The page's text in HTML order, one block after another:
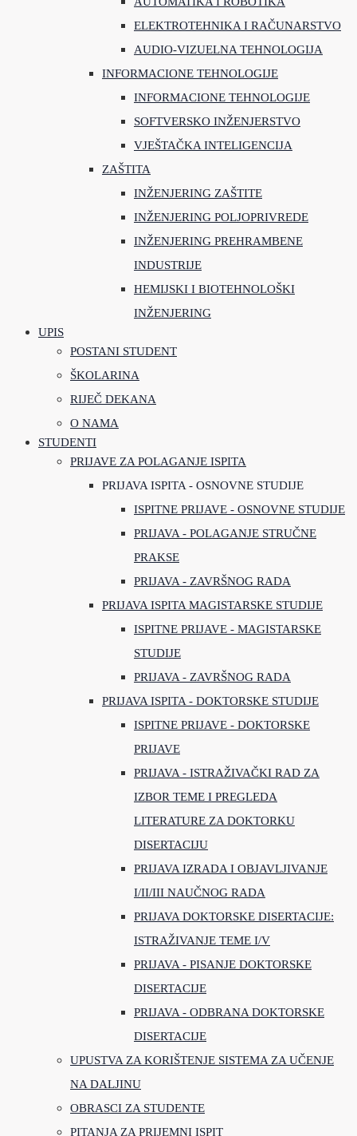
ELEKTROTEHNIKA I RAČUNARSTVO
AUDIO-VIZUELNA TEHNOLOGIJA
INFORMACIONE TEHNOLOGIJE
INFORMACIONE TEHNOLOGIJE
SOFTVERSKO INŽENJERSTVO
VJEŠTAČKA INTELIGENCIJA
ZAŠTITA
INŽENJERING ZAŠTITE
INŽENJERING POLJOPRIVREDE
INŽENJERING PREHRAMBENE
INDUSTRIJE
HEMIJSKI I BIOTEHNOLOŠKI
INŽENJERING
UPIS
POSTANI STUDENT
ŠKOLARINA
RIJEČ DEKANA
O NAMA
STUDENTI
PRIJAVE ZA POLAGANJE ISPITA
PRIJAVA ISPITA - OSNOVNE STUDIJE
ISPITNE PRIJAVE - OSNOVNE STUDIJE
PRIJAVA - POLAGANJE STRUČNE
PRAKSE
PRIJAVA - ZAVRŠNOG RADA
PRIJAVA ISPITA MAGISTARSKE STUDIJE
ISPITNE PRIJAVE - MAGISTARSKE
STUDIJE
PRIJAVA - ZAVRŠNOG RADA
PRIJAVA ISPITA - DOKTORSKE STUDIJE
ISPITNE PRIJAVE - DOKTORSKE
PRIJAVE
PRIJAVA - ISTRAŽIVAČKI RAD ZA
IZBOR TEME I PREGLEDA
LITERATURE ZA DOKTORKU
DISERTACIJU
PRIJAVA IZRADA I OBJAVLJIVANJE
I/II/III NAUČNOG RADA
PRIJAVA DOKTORSKE DISERTACIJE:
ISTRAŽIVANJE TEME I/V
PRIJAVA - PISANJE DOKTORSKE
DISERTACIJE
PRIJAVA - ODBRANA DOKTORSKE
DISERTACIJE
UPUSTVA ZA KORIŠTENJE SISTEMA ZA UČENJE
NA DALJINU
OBRASCI ZA STUDENTE
PITANJA ZA PRIJEMNI ISPIT